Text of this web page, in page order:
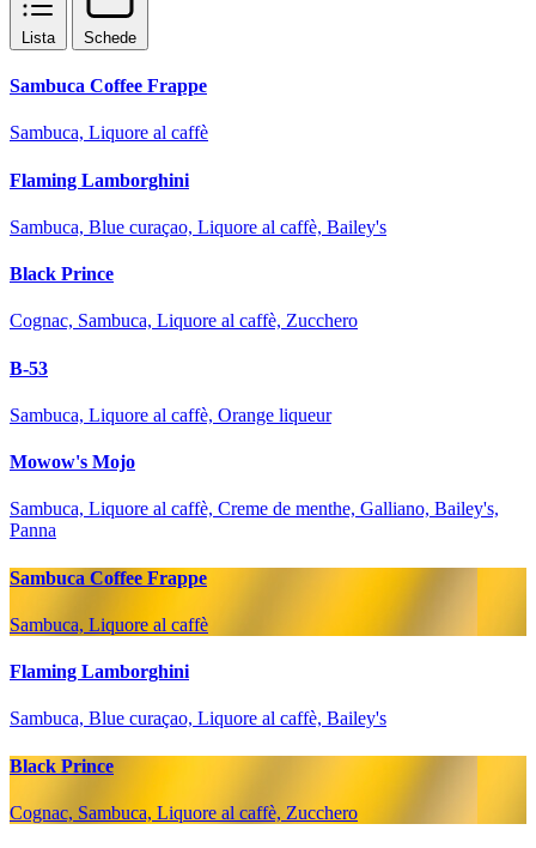
Lista Schede
Sambuca Coffee Frappe
Sambuca, Liquore al caffè
Flaming Lamborghini
Sambuca, Blue curaçao, Liquore al caffè, Bailey's
Black Prince
Cognac, Sambuca, Liquore al caffè, Zucchero
B-53
Sambuca, Liquore al caffè, Orange liqueur
Mowow's Mojo
Sambuca, Liquore al caffè, Creme de menthe, Galliano, Bailey's,
Panna
Sambuca Coffee Frappe
Sambuca, Liquore al caffè
Flaming Lamborghini
Sambuca, Blue curaçao, Liquore al caffè, Bailey's
Black Prince
Cognac, Sambuca, Liquore al caffè, Zucchero